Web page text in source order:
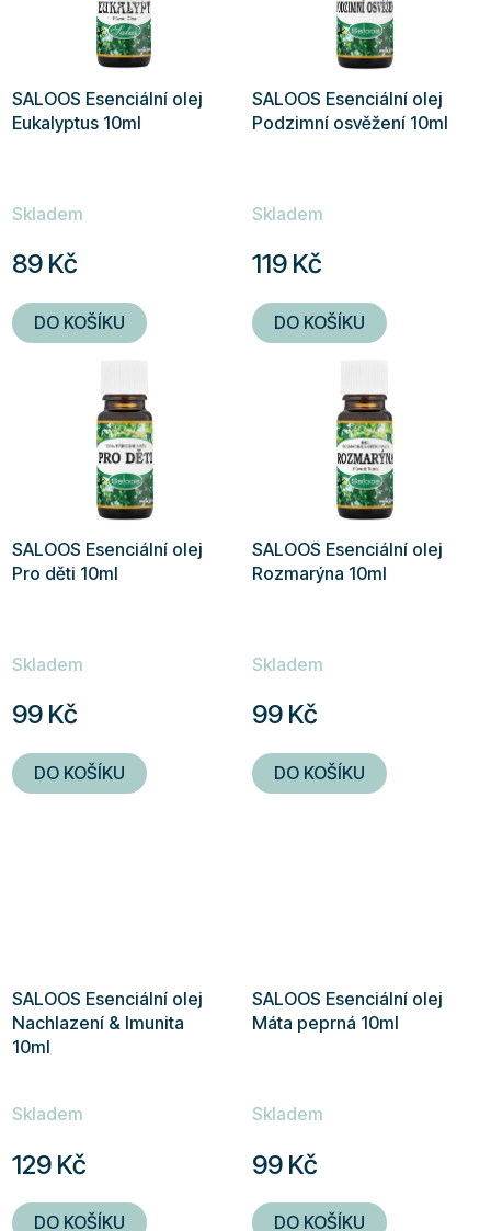
SALOOS Esenciální olej
Eukalyptus 10ml
Skladem
89 Kč
DO KOŠÍKU
SALOOS Esenciální olej
Podzimní osvěžení 10ml
Skladem
119 Kč
DO KOŠÍKU
SALOOS Esenciální olej
Pro děti 10ml
Skladem
99 Kč
DO KOŠÍKU
SALOOS Esenciální olej
Rozmarýna 10ml
Skladem
99 Kč
DO KOŠÍKU
SALOOS Esenciální olej
Nachlazení & Imunita
10ml
Skladem
129 Kč
DO KOŠÍKU
SALOOS Esenciální olej
Máta peprná 10ml
Skladem
99 Kč
DO KOŠÍKU